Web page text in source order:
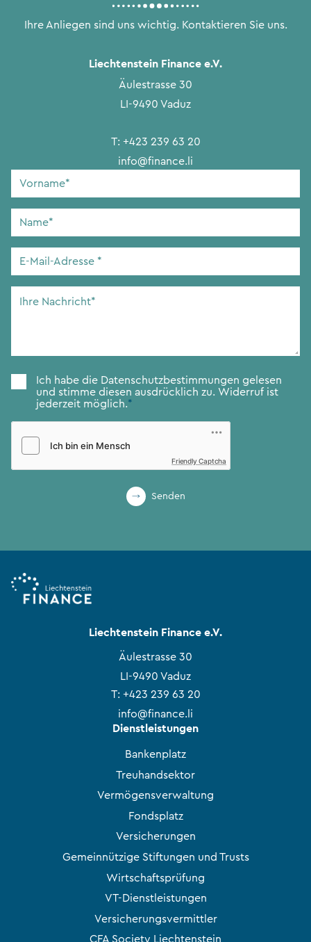
Ihre Anliegen sind uns wichtig. Kontaktieren Sie uns.
Liechtenstein Finance e.V.
Äulestrasse 30
LI-9490 Vaduz
T: +423 239 63 20
info@finance.li
Vorname
Name
E-
Adresse*
Zustimmung*
Ich habe die Datenschutzbestimmungen gelesen
und stimme diesen ausdrücklich zu. Widerruf ist
jederzeit möglich.*
Friendly Captcha
Senden
Liechtenstein Finance e.V.
Äulestrasse 30
LI-9490 Vaduz
T: +423 239 63 20
info@finance.li
Dienstleistungen
Bankenplatz
Treuhandsektor
Vermögensverwaltung
Fondsplatz
Versicherungen
Gemeinnützige Stiftungen und Trusts
Wirtschaftsprüfung
VT-Dienstleistungen
Versicherungsvermittler
CFA Society Liechtenstein